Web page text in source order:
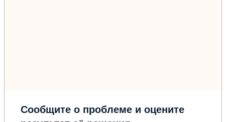
Сообщите о проблеме и оцените